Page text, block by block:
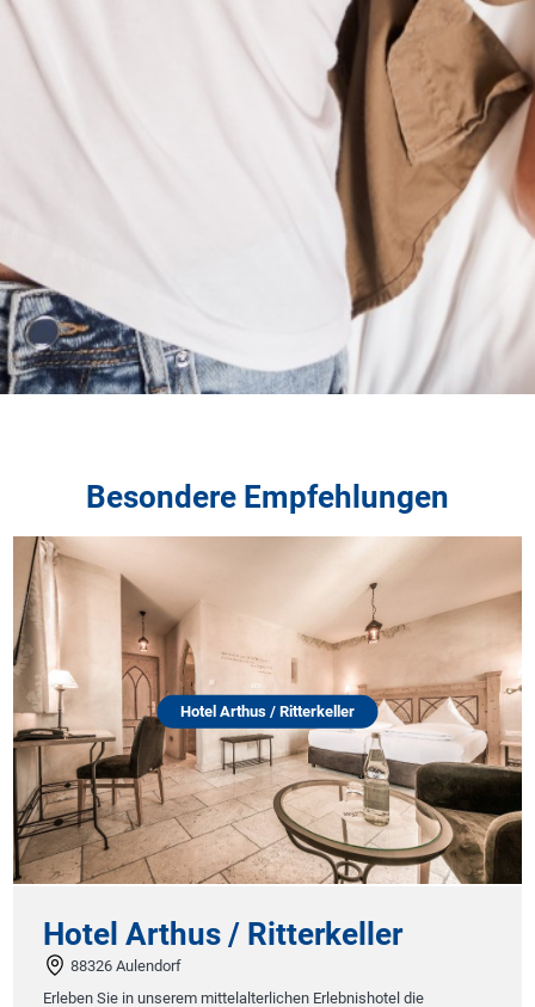
Besondere Empfehlungen
Hotel Arthus / Ritterkeller
Hotel Arthus / Ritterkeller
88326 Aulendorf
Erleben Sie in unserem mittelalterlichen Erlebnishotel die